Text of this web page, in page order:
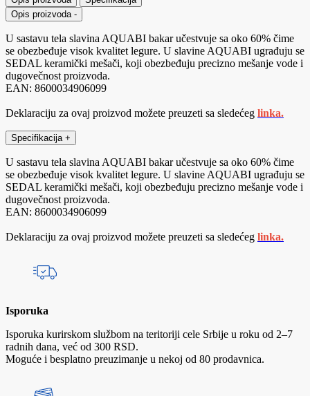
Opis proizvoda -
U sastavu tela slavina AQUABI bakar učestvuje sa oko 60% čime
se obezbeđuje visok kvalitet legure. U slavine AQUABI ugrađuju se
SEDAL keramički mešači, koji obezbeđuju precizno mešanje vode i
dugovečnost proizvoda.
EAN: 8600034906099
Deklaraciju za ovaj proizvod možete preuzeti sa sledećeg linka.
Specifikacija +
U sastavu tela slavina AQUABI bakar učestvuje sa oko 60% čime
se obezbeđuje visok kvalitet legure. U slavine AQUABI ugrađuju se
SEDAL keramički mešači, koji obezbeđuju precizno mešanje vode i
dugovečnost proizvoda.
EAN: 8600034906099
Deklaraciju za ovaj proizvod možete preuzeti sa sledećeg linka.
Isporuka
Isporuka kurirskom službom na teritoriji cele Srbije u roku od 2–7
radnih dana, već od 300 RSD.
Moguće i besplatno preuzimanje u nekoj od 80 prodavnica.